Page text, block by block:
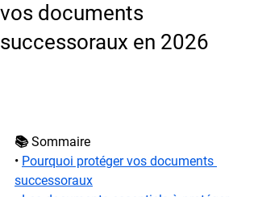
vos documents
successoraux en 2026
📚 Sommaire
• Pourquoi protéger vos documents
successoraux